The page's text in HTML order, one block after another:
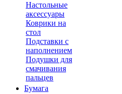
Настольные
аксессуары
Коврики на
стол
Подставки с
наполнением
Подушки для
смачивания
пальцев
Бумага